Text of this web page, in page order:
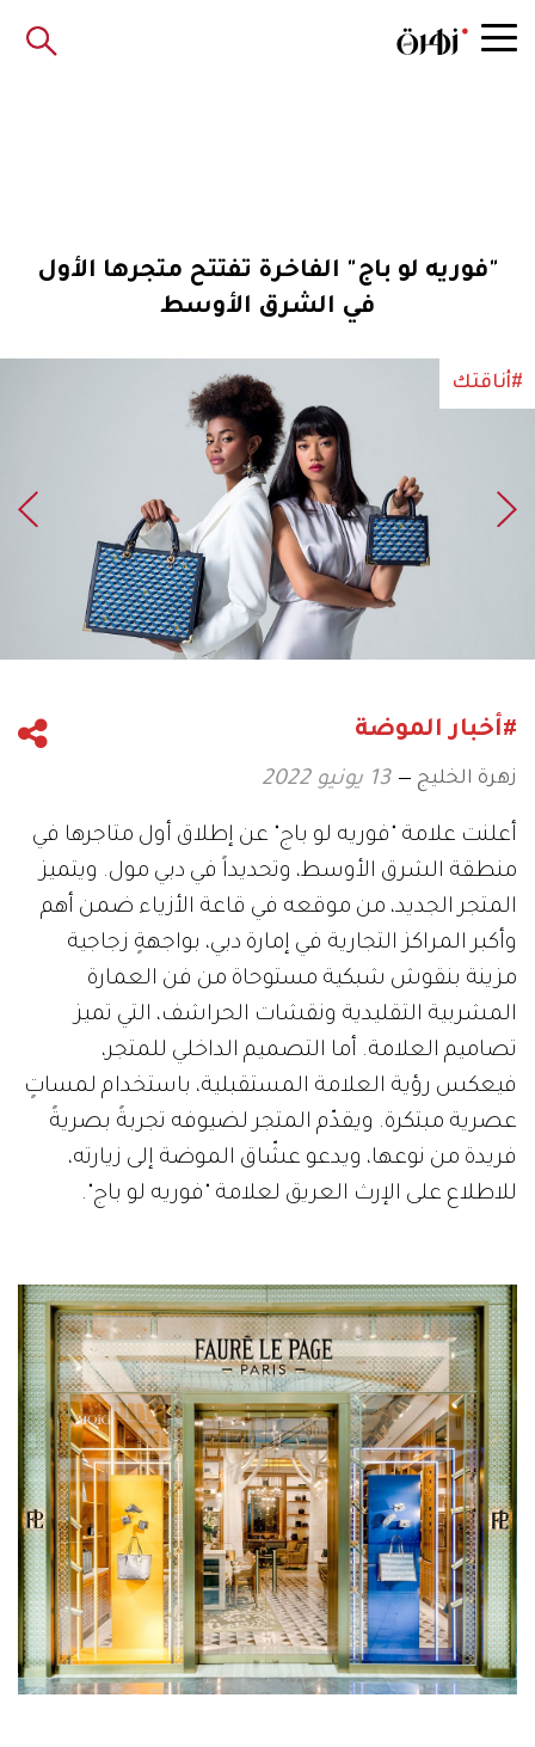
"فوريه لو باج" الفاخرة تفتتح متجرها الأول
في الشرق الأوسط
#أناقتك
#أخبار الموضة
زهرة الخليج 13 يونيو 2022
أعلنت علامة "فوريه لو باج" عن إطلاق أول متاجرها في
منطقة الشرق الأوسط، وتحديداً في دبي مول. ويتميز
المتجر الجديد، من موقعه في قاعة الأزياء ضمن أهم
وأكبر المراكز التجارية في إمارة دبي، بواجهةٍ زجاجية
مزينة بنقوش شبكية مستوحاة من فن العمارة
المشربية التقليدية ونقشات الحراشف، التي تميز
تصاميم العلامة. أما التصميم الداخلي للمتجر،
فيعكس رؤية العلامة المستقبلية، باستخدام لمساتٍ
عصرية مبتكرة. ويقدّم المتجر لضيوفه تجربةً بصريةً
فريدة من نوعها، ويدعو عشّاق الموضة إلى زيارته،
للاطلاع على الإرث العريق لعلامة "فوريه لو باج".